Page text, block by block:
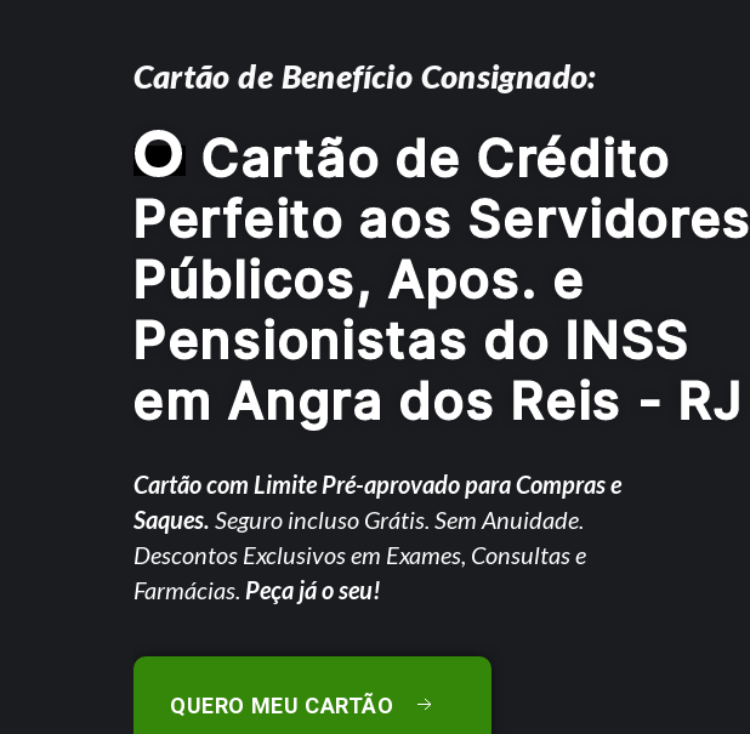
Cartão de Benefício Consignado:
O Cartão de Crédito
Perfeito aos Servidores
Públicos, Apos. e
Pensionistas do INSS
em Angra dos Reis - RJ
Cartão com Limite Pré-aprovado para Compras e
Saques. Seguro incluso Grátis. Sem Anuidade.
Descontos Exclusivos em Exames, Consultas e
Farmácias. Peça já o seu!
QUERO MEU CARTÃO